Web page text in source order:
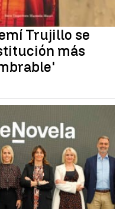
Trujillo se
más